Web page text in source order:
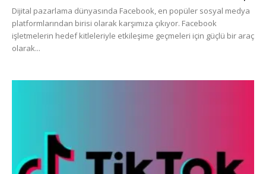
Dijital pazarlama dünyasında Facebook, en popüler sosyal medya
platformlarından birisi olarak karşımıza çıkıyor. Facebook
işletmelerin hedef kitleleriyle etkileşime geçmeleri için güçlü bir araç
olarak...